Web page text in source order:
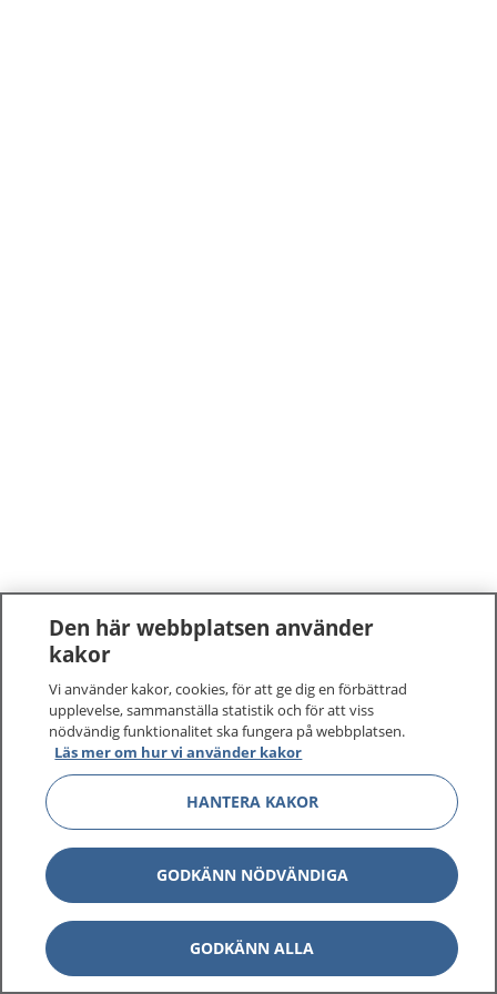
Den här webbplatsen använder
kakor
Vi använder kakor, cookies, för att ge dig en förbättrad
upplevelse, sammanställa statistik och för att viss
nödvändig funktionalitet ska fungera på webbplatsen.
Läs mer om hur vi använder kakor
HANTERA KAKOR
GODKÄNN NÖDVÄNDIGA
GODKÄNN ALLA